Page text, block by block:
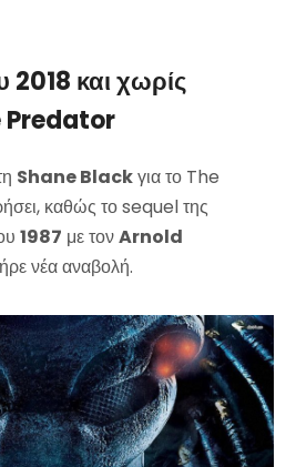
2018 και χωρίς
Predator
Shane Blackγια το The
καθώς το sequel της
1987 με τονArnold
νέα αναβολή.